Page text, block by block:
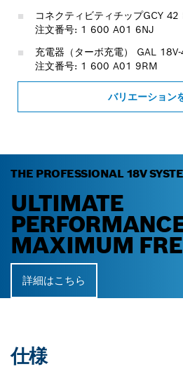
コネクティビティチップGCY
注文番号: 1 600 A01 6NJ
充電器（ターボ充電） GAL
注文番号: 1 600 A01 9RM
バリエーション
THE PROFESSIONAL 18V
ULTIMATE
MAXIMUM
詳細はこちら
仕様